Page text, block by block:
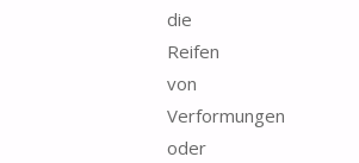
die
Reifen
von
Verformungen
oder